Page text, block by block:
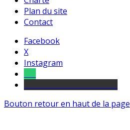
Plan du site
Contact
Facebook
X
Instagram
Bouton retour en haut de la page